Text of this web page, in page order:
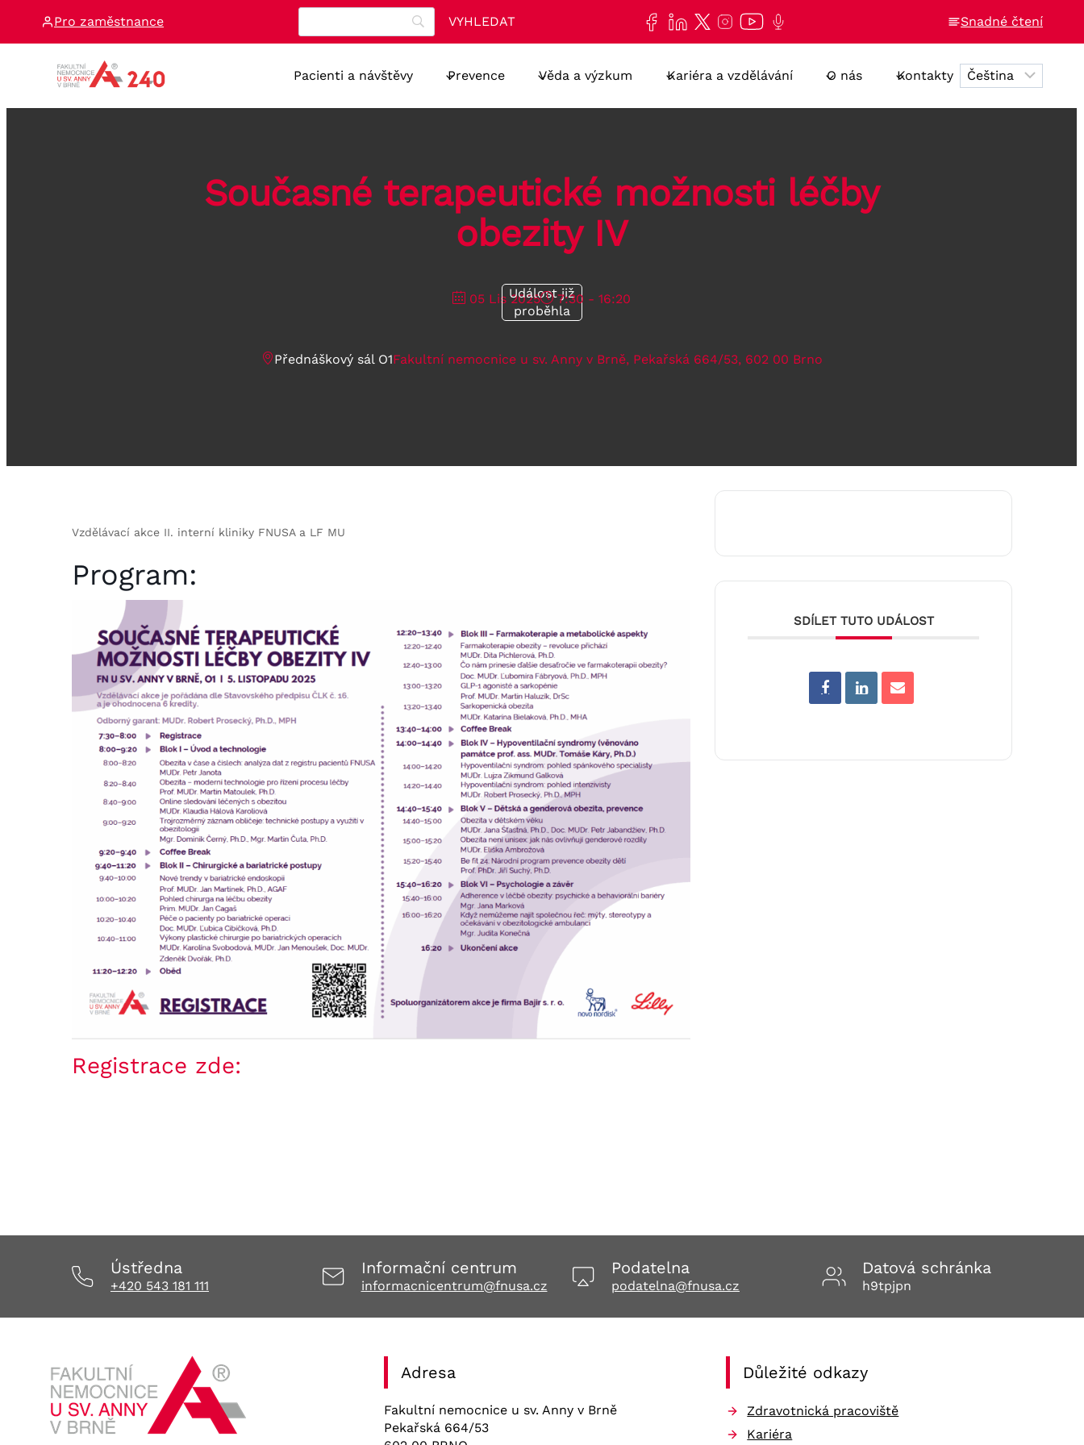
obsah
Pro zaměstnance Snadné čtení
Pacienti a návštěvy Prevence Věda a výzkum Kariéra a vzdělávání O nás Kontakty
Současné terapeutické možnosti léčby
obezity IV
05 Lis 2025Událost již
proběhla
7:30 - 16:20
Přednáškový sál O1Fakultní nemocnice u sv. Anny v Brně, Pekařská 664/53, 602 00 Brno
Vzdělávací akce II. interní kliniky FNUSA a LF MU
Program:
Registrace zde:
SDÍLET TUTO UDÁLOST
Ústředna
+420 543 181 111
Informační centrum
informacnicentrum@fnusa.cz
Podatelna
podatelna@fnusa.cz
Datová schránka
h9tpjpn
Adresa
Fakultní nemocnice u sv. Anny v Brně
Pekařská 664/53
Důležité odkazy
Zdravotnická pracoviště
Kariéra